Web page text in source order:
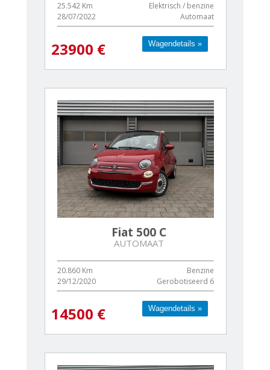
Wagendetails »
25.542 Km
Elektrisch / benzine
28/07/2022
Automaat
23900 € Wagendetails »
Wagendetails »
Fiat 500 C
AUTOMAAT
20.860 Km
Benzine
29/12/2020
Gerobotiseerd 6
14500 € Wagendetails »